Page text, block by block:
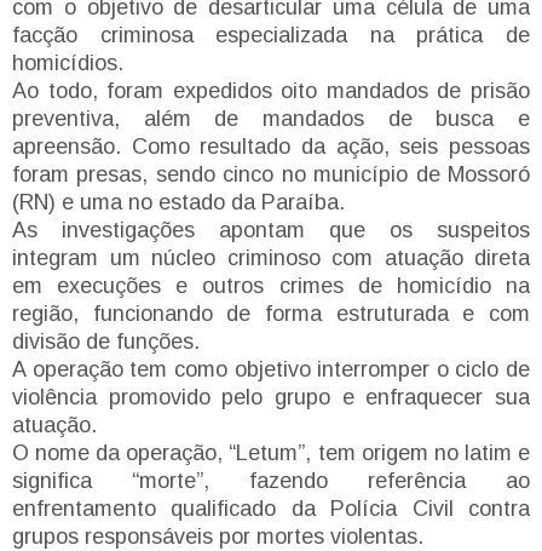
com o objetivo de desarticular uma célula de uma
facção criminosa especializada na prática de
homicídios.
Ao todo, foram expedidos oito mandados de prisão
preventiva, além de mandados de busca e
apreensão. Como resultado da ação, seis pessoas
foram presas, sendo cinco no município de Mossoró
(RN) e uma no estado da Paraíba.
As investigações apontam que os suspeitos
integram um núcleo criminoso com atuação direta
em execuções e outros crimes de homicídio na
região, funcionando de forma estruturada e com
divisão de funções.
A operação tem como objetivo interromper o ciclo de
violência promovido pelo grupo e enfraquecer sua
atuação.
O nome da operação, “Letum”, tem origem no latim e
significa “morte”, fazendo referência ao
enfrentamento qualificado da Polícia Civil contra
grupos responsáveis por mortes violentas.